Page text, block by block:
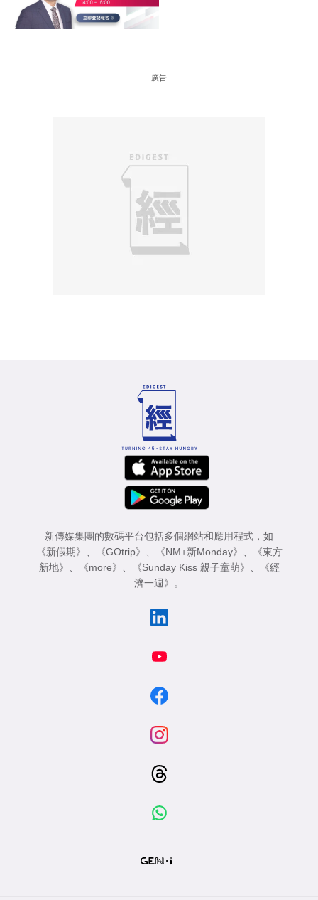
廣告
新傳媒集團的數碼平台包括多個網站和應用程式，如
《新假期》 、 《GOtrip》 、 《NM+新Monday》 、
《東方
新地》 、 《more》 、 《Sunday Kiss 親子童萌》 、
《經
濟一週》 。